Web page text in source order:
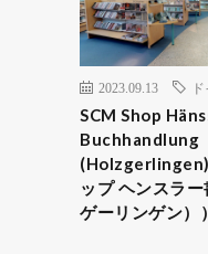
2023.09.13
SCM Shop
Buchhandlung
(Holzgerlingen)
ップ ヘンスラ
ゲーリンゲン））